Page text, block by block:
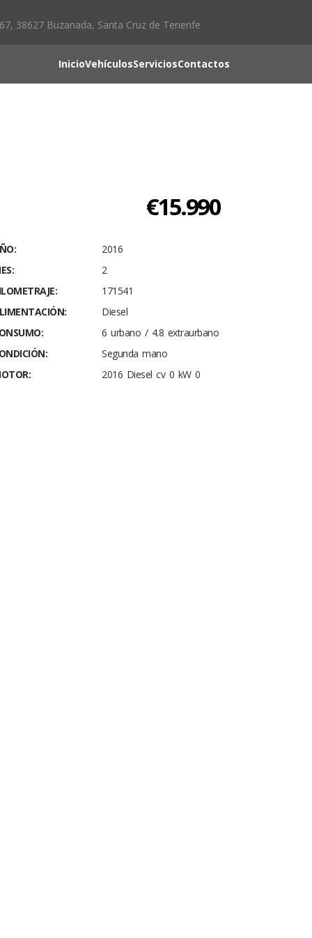
38627 Buzanada, Santa Cruz de Tenerife
InicioVehículosServiciosContactos
€15.990
2016
2
171541
Diesel
6 urbano / 4.8 extraurbano
Segunda mano
2016 Diesel cv 0 kW 0